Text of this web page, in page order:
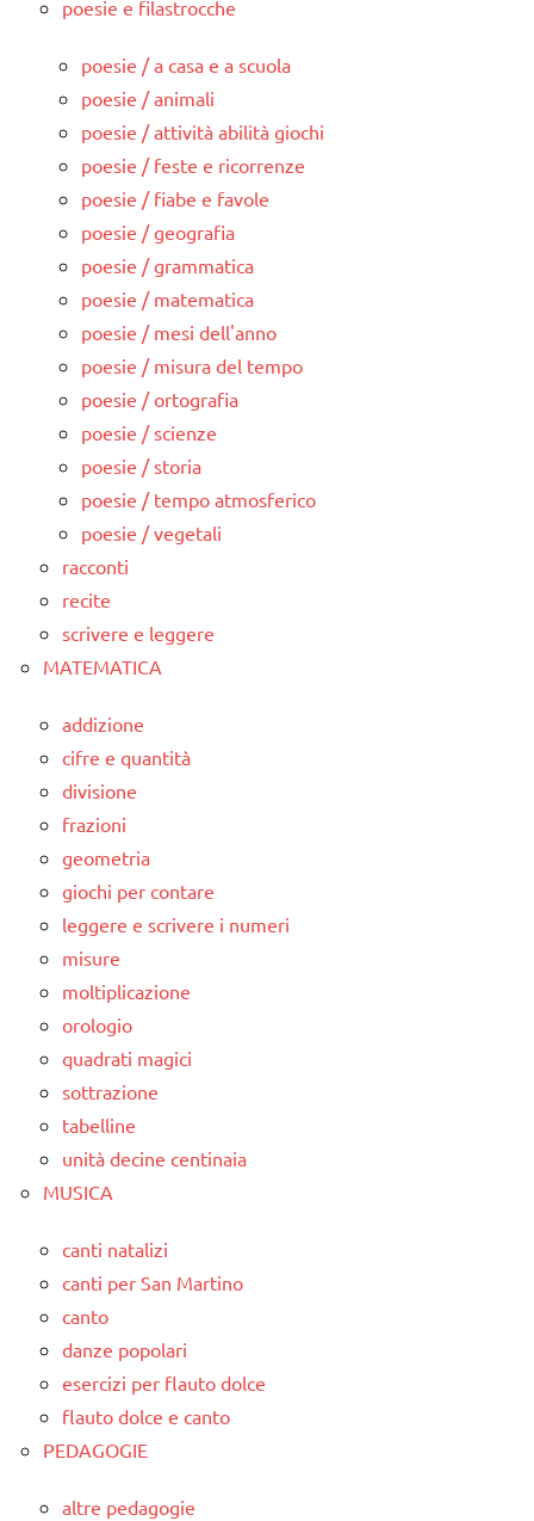
poesie e filastrocche
poesie / a casa e a scuola
poesie / animali
poesie / attività abilità giochi
poesie / feste e ricorrenze
poesie / fiabe e favole
poesie / geografia
poesie / grammatica
poesie / matematica
poesie / mesi dell'anno
poesie / misura del tempo
poesie / ortografia
poesie / scienze
poesie / storia
poesie / tempo atmosferico
poesie / vegetali
racconti
recite
scrivere e leggere
MATEMATICA
addizione
cifre e quantità
divisione
frazioni
geometria
giochi per contare
leggere e scrivere i numeri
misure
moltiplicazione
orologio
quadrati magici
sottrazione
tabelline
unità decine centinaia
MUSICA
canti natalizi
canti per San Martino
canto
danze popolari
esercizi per flauto dolce
flauto dolce e canto
PEDAGOGIE
altre pedagogie